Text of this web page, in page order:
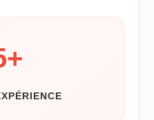
+